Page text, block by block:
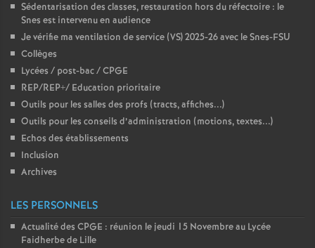
Sédentarisation des classes, restauration hors du réfectoire : le
Snes est intervenu en audience
Je vérifie ma ventilation de service (VS) 2025-26 avec le Snes-FSU
Collèges
Lycées / post-bac / CPGE
REP/REP+/ Education prioritaire
Outils pour les salles des profs (tracts, affiches...)
Outils pour les conseils d’administration (motions, textes...)
Echos des établissements
Inclusion
Archives
LES PERSONNELS
Actualité des CPGE : réunion le jeudi 15 Novembre au Lycée
Faidherbe de Lille